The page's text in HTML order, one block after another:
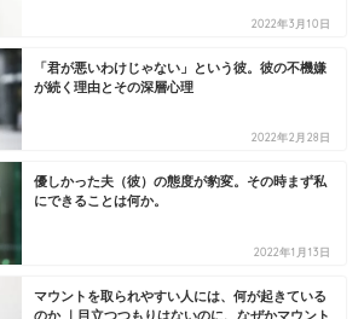
2022年3月10日
「君が悪いわけじゃない」という彼。彼の不機嫌
が続く理由とその深層心理
2022年2月28日
優しかった夫（彼）の態度が豹変。その時まず私
にできることは何か。
2022年1月13日
マウントを取られやすい人には、何が起きている
のか ｜目立つつもりはないのに、なぜかマウント